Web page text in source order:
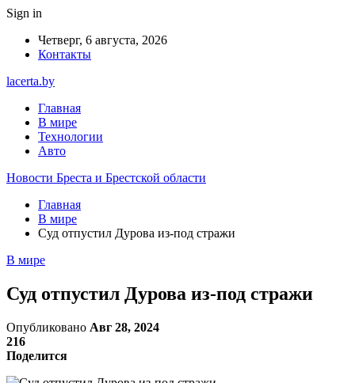
Sign in
Четверг, 6 августа, 2026
Контакты
lacerta.by
Главная
В мире
Технологии
Авто
Новости Бреста и Брестской области
Главная
В мире
Суд отпустил Дурова из-под стражи
В мире
Суд отпустил Дурова из-под стражи
Опубликовано Авг 28, 2024
216
Поделится